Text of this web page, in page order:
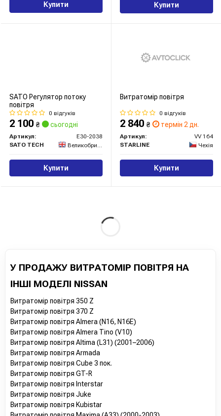
Купити Купити
SATO Регулятор потоку
повітря
0 відгуків
2 100 ₴ сьогодні
Артикул:
E30-2038
SATO TECH
Великобританія
Купити
Витратомір повітря
0 відгуків
2 840 ₴ термін 2 дн.
Артикул:
VV 164
STARLINE
Чехія
Купити
У ПРОДАЖУ ВИТРАТОМІР ПОВІТРЯ НА
ІНШІ МОДЕЛІ NISSAN
Витратомір повітря 350 Z
Витратомір повітря 370 Z
Витратомір повітря Almera (N16, N16E)
Витратомір повітря Almera Tino (V10)
Витратомір повітря Altima (L31) (2001–2006)
Витратомір повітря Armada
Витратомір повітря Cube 3 пок.
Витратомір повітря GT-R
Витратомір повітря Interstar
Витратомір повітря Juke
Витратомір повітря Kubistar